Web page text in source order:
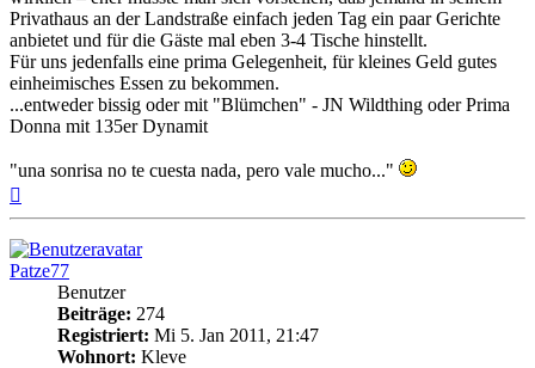
Privathaus an der Landstraße einfach jeden Tag ein paar Gerichte
anbietet und für die Gäste mal eben 3-4 Tische hinstellt.
Für uns jedenfalls eine prima Gelegenheit, für kleines Geld gutes
einheimisches Essen zu bekommen.
...entweder bissig oder mit "Blümchen" - JN Wildthing oder Prima
Donna mit 135er Dynamit
"una sonrisa no te cuesta nada, pero vale mucho..."
Patze77
Benutzer
Beiträge: 274
Registriert: Mi 5. Jan 2011, 21:47
Wohnort: Kleve